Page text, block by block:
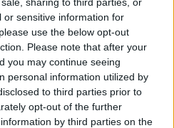
or sensitive information for
use the below opt-out
Please note that after your
you may continue seeing
personal information utilized by
to third parties prior to
opt-out of the further
by third parties on the
sin linje.